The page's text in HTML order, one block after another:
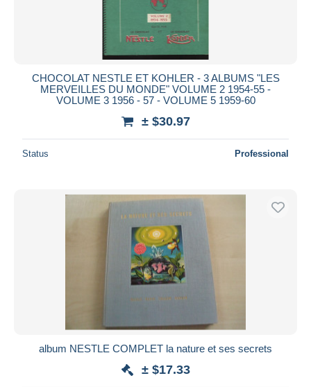
CHOCOLAT NESTLE ET KOHLER - 3 ALBUMS "LES
MERVEILLES DU MONDE" VOLUME 2 1954-55 -
VOLUME 3 1956 - 57 - VOLUME 5 1959-60
± $30.97
Status Professional
album NESTLE COMPLET la nature et ses secrets
± $17.33